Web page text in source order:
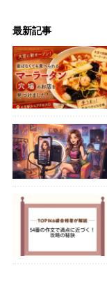
最新記事